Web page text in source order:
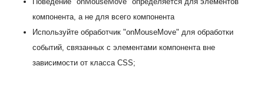
компонента, а не для всего компонента
Используйте обработчик "onMouseMove" для обработки
событий, связанных с элементами компонента вне
зависимости от класса CSS;